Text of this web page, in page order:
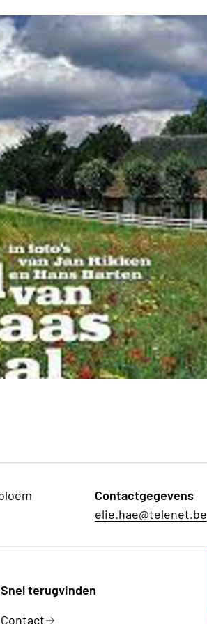
Contactgegevens
elie.hae@telenet.be
Snel terugvinden
Contact